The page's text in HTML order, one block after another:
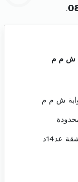
.
ش م م
ش م م
حي الرياض عمارة الفل شقة عد14د